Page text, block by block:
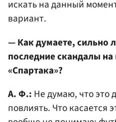
искать на данный
вариант.
— Как думаете, сильно
последние скандалы
«Спартака»?
А. Ф.: Не думаю, что это
повлиять. Что касается